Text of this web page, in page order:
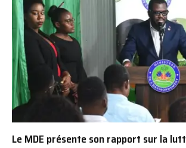
Le MDE présente son rapport sur la